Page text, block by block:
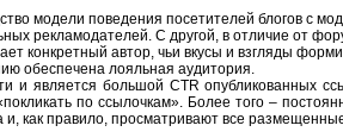
модели поведения посетителей блогов с
рекламодателей. С другой, в отличие от
конкретный автор, чьи вкусы и взгляды
обеспечена лояльная аудитория.
и является большой CTR опубликованных
по ссылочкам». Более того –
и, как правило, просматривают все